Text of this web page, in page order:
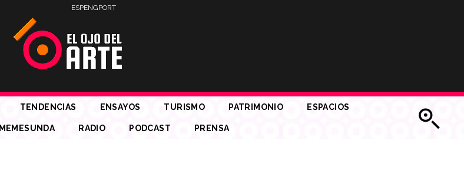
ESPENGPORT
TENDENCIAS ENSAYOS TURISMO PATRIMONIO ESPACIOS
MEMESUNDA RADIO PODCAST PRENSA